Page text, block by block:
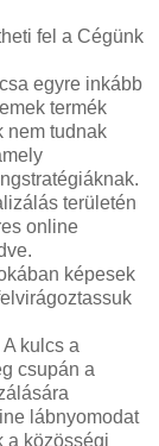
fel a Cégünk
egyre inkább
termék
nem tudnak
területén
online
képesek
kulcs a
csupán a
lábnyomodat
a közösségi